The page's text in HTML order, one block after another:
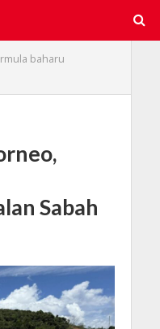
baharu
Sabah